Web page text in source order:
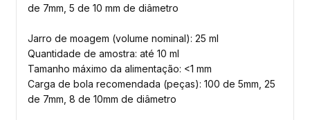
de 7mm, 5 de 10 mm de diâmetro
Jarro de moagem (volume nominal): 25 ml
Quantidade de amostra: até 10 ml
Tamanho máximo da alimentação: <1 mm
Carga de bola recomendada (peças): 100 de 5mm, 25
de 7mm, 8 de 10mm de diâmetro